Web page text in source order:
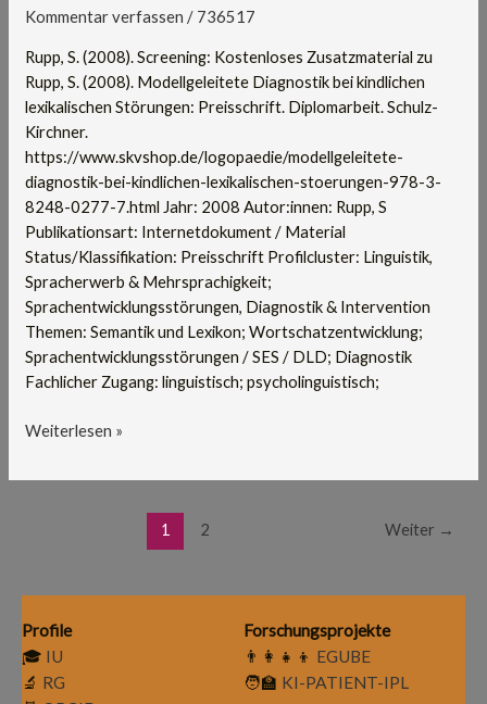
Kommentar verfassen / 736517
Rupp, S. (2008). Screening: Kostenloses Zusatzmaterial zu
Rupp, S. (2008). Modellgeleitete Diagnostik bei kindlichen
lexikalischen Störungen: Preisschrift. Diplomarbeit. Schulz-
Kirchner.
https://www.skvshop.de/logopaedie/modellgeleitete-
diagnostik-bei-kindlichen-lexikalischen-stoerungen-978-3-
8248-0277-7.html Jahr: 2008 Autor:innen: Rupp, S
Publikationsart: Internetdokument / Material
Status/Klassifikation: Preisschrift Profilcluster: Linguistik,
Spracherwerb & Mehrsprachigkeit;
Sprachentwicklungsstörungen, Diagnostik & Intervention
Themen: Semantik und Lexikon; Wortschatzentwicklung;
Sprachentwicklungsstörungen / SES / DLD; Diagnostik
Fachlicher Zugang: linguistisch; psycholinguistisch;
zu
S
Weiterlesen »
1 2 Weiter →
Profile
🎓 IU
🔬 RG
Forschungsprojekte
👨‍👩‍👧‍👦 EGUBE
🧑‍🏫 KI-PATIENT-IPL